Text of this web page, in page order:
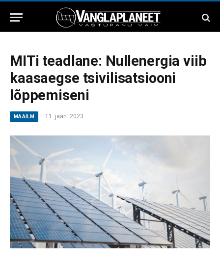
MITi teadlane: Nullenergia viib
kaasaegse tsivilisatsiooni
lõppemiseni
MAAILM 11. jaan. 2023